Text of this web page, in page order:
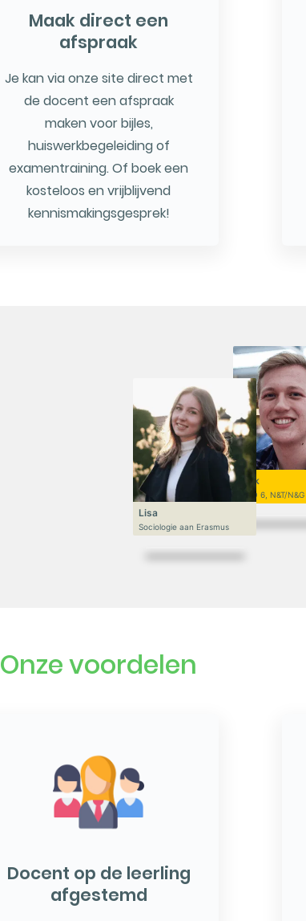
Maak direct een
afspraak
Je kan via onze site direct met
de docent een afspraak
maken voor bijles,
huiswerkbegeleiding of
examentraining. Of boek een
kosteloos en vrijblijvend
kennismakingsgesprek!
Niek
VWO 6, N&T/N&G
Lisa
Sociologie aan Erasmus
Onze voordelen
Docent op de leerling
afgestemd